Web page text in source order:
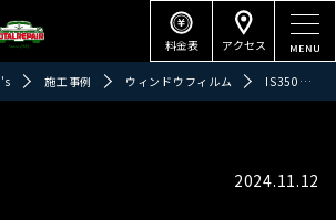
料金表 アクセス
施工事例 ウィンドウフィルム IS350 スモークフィルム施工
2024.11.12